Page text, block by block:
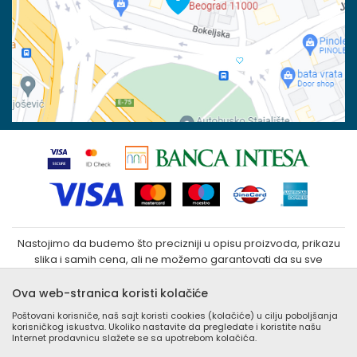
100023031
Matični broj:
07790937
Povraćaj sredstava
Zamena veličine i zamena artikla za drugi
Kako kupiti
Nastojimo da budemo što precizniji u opisu proizvoda, prikazu
slika i samih cena, ali ne možemo garantovati da su sve
su deo naše ponude i ne podrazumeva da su dostupni u
besplatnim pozivom Call Centra na +381 (0) 11 405 9007 / +381
(0) 11 405 9008
Ova web-stranica koristi kolačiće
Poštovani korisniče, naš sajt koristi cookies (kolačiće) u cilju poboljšanja
korisničkog iskustva. Ukoliko nastavite da pregledate i koristite našu
Internet prodavnicu slažete se sa upotrebom kolačića.